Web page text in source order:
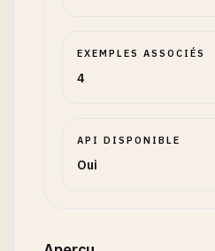
EXEMPLES ASSOCIÉS
4
API DISPONIBLE
Oui